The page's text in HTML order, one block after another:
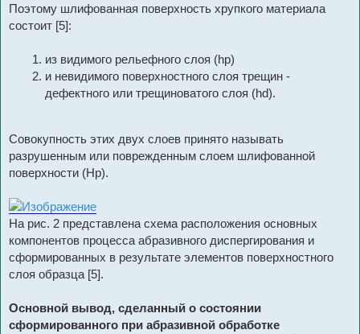
Поэтому шлифованная поверхность хрупкого материала
состоит [5]:
из видимого рельефного слоя (hp)
и невидимого поверхностного слоя трещин -
дефектного или трещиноватого слоя (hd).
Совокупность этих двух слоев принято называть
разрушенным или поврежденным слоем шлифованной
поверхности (Hp).
На рис. 2 представлена схема расположения основных
компонентов процесса абразивного диспергирования и
сформированных в результате элементов поверхностного
слоя образца [5].
Основной вывод, сделанный о состоянии
сформированного при абразивной обработке